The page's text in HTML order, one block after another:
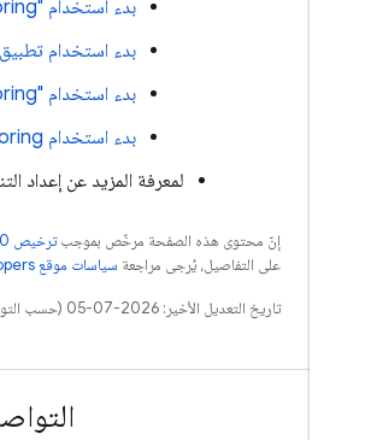
بدء استخدام "
بدء استخدام
بدء استخدام "
بدء استخدام
لمعرفة المزيد عن إعداد
إنّ محتوى هذه الصفحة مرخّص بموجبترخيص Creative Commons Attribution 4.0‏
على التفاصيل، يُرجى مراجعة سياسات موقع Google Developers‏
تاريخ التعديل الأخير: 2026-07-05 (حسب التوقيت العالمي المتفَّق عليه)